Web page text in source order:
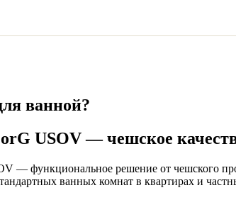
ванной?
USOV — чешское
— функциональное решение от чешского
ванных комнат в квартирах и